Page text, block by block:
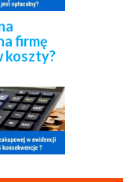
firmę
koszty?